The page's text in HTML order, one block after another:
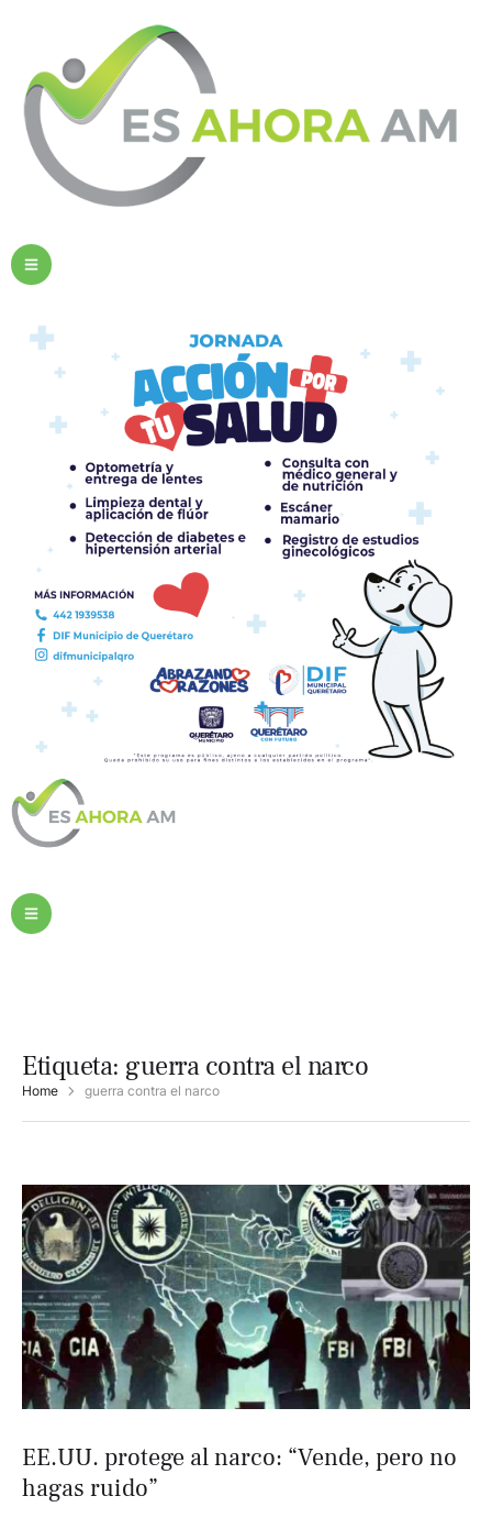
Etiqueta: guerra contra el narco
Home guerra contra el narco
EE.UU. protege al narco: “Vende, pero no
hagas ruido”